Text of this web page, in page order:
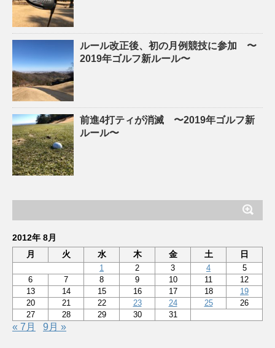
ルール改正後、初の月例競技に参加 〜
2019年ゴルフ新ルール〜
前進4打ティが消滅 〜2019年ゴルフ新
ルール〜
2012年 8月
月
火 水 木 金 土 日
1 2 3 4
5
6
7 8 9 10 11
12
13
14 15 16 17 18
19
20
21 22 23 24 25
26
27
28 29 30 31
« 7月 9月 »